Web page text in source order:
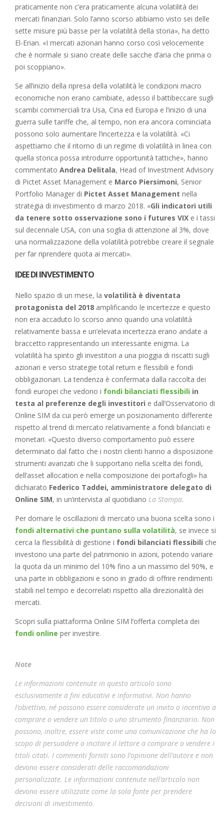
praticamente non c’era praticamente alcuna volatilità dei
mercati finanziari. Solo l’anno scorso abbiamo visto sei delle
sette misure più basse per la volatilità della storia», ha detto
El-Erian. «I mercati azionari hanno corso così velocemente
che è normale si siano create delle sacche d’aria che prima o
poi scoppiano».
Se all’inizio della ripresa della volatilità le condizioni macro
economiche non erano cambiate, adesso il battibeccare sugli
scambi commerciali tra Usa, Cina ed Europa e l’inizio di una
guerra sulle tariffe che, al tempo, non era ancora cominciata
possono solo aumentare l’incertezza e la volatilità. «Ci
aspettiamo che il ritorno di un regime di volatilità in linea con
quella storica possa introdurre opportunità tattiche», hanno
commentato Andrea Delitala, Head of Investment Advisory
di Pictet Asset Management e Marco Piersimoni, Senior
Portfolio Manager di Pictet Asset Management nella
strategia di investimento di marzo 2018. «Gli indicatori utili
da tenere sotto osservazione sono i futures VIX e i tassi
sul decennale USA, con una soglia di attenzione al 3%, dove
una normalizzazione della volatilità potrebbe creare il segnale
per far riprendere quota ai mercati».
IDEE DI INVESTIMENTO
Nello spazio di un mese, la volatilità è diventata
protagonista del 2018 amplificando le incertezze e questo
non era accaduto lo scorso anno quando una volatilità
relativamente bassa e un’elevata incertezza erano andate a
braccetto rappresentando un interessante enigma. La
volatilità ha spinto gli investitori a una pioggia di riscatti sugli
azionari e verso strategie total return e flessibili e fondi
obbligazionari. La tendenza è confermata dalla raccolta dei
fondi europei che vedono i fondi bilanciati flessibili in
testa al preferenze degli investitori e dall’Osservatorio di
Online SIM da cui però emerge un posizionamento differente
rispetto al trend di mercato relativamente a fondi bilanciati e
monetari. «Questo diverso comportamento può essere
determinato dal fatto che i nostri clienti hanno a disposizione
strumenti avanzati che li supportano nella scelta dei fondi,
dell’asset allocation e nella composizione dei portafogli» ha
dichiarato Federico Taddei, amministratore delegato di
Online SIM, in un’intervista al quotidiano La Stampa.
Per domare le oscillazioni di mercato una buona scelta sono i
fondi alternativi che puntano sulla volatilità, se invece si
cerca la flessibilità di gestione i fondi bilanciati flessibili che
investono una parte del patrimonio in azioni, potendo variare
la quota da un minimo del 10% fino a un massimo del 90%, e
una parte in obbligazioni e sono in grado di offrire rendimenti
stabili nel tempo e decorrelati rispetto alla direzionalità dei
mercati.
Scopri sulla piattaforma Online SIM l’offerta completa dei
fondi online per investire.
Note
Le informazioni contenute in questo articolo sono
esclusivamente a fini educativi e informativi. Non hanno
l’obiettivo, né possono essere considerate un invito o incentivo a
comprare o vendere un titolo o uno strumento finanziario. Non
possono, inoltre, essere viste come una comunicazione che ha lo
scopo di persuadere o incitare il lettore a comprare o vendere i
titoli citati. I commenti forniti sono l’opinione dell’autore e non
devono essere considerati delle raccomandazioni
personalizzate. Le informazioni contenute nell’articolo non
devono essere utilizzate come la sola fonte per prendere
decisioni di investimento.